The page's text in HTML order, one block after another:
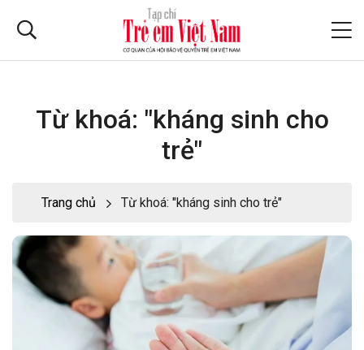
Từ khoá: "kháng sinh cho
trẻ"
Trang chủ Từ khoá: "kháng sinh cho trẻ"